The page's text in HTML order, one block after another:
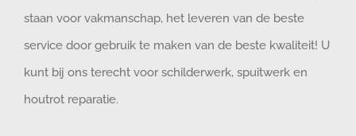
staan voor vakmanschap, het leveren van de beste
service door gebruik te maken van de beste kwaliteit! U
kunt bij ons terecht voor schilderwerk, spuitwerk en
houtrot reparatie.